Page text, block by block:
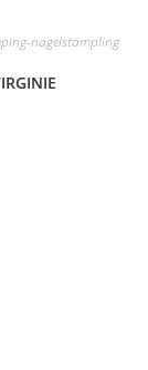
nagelstämpling